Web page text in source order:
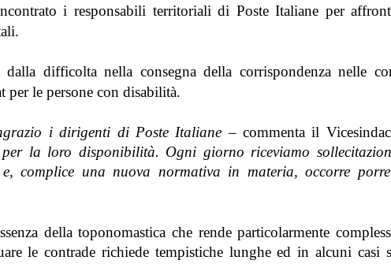
i responsabili territoriali di Poste Italiane per
difficolta nella consegna della corrispondenza nelle
per le persone con disabilità.
i dirigenti di Poste Italiane – commenta il
per la loro disponibilità. Ogni giorno riceviamo
complice una nuova normativa in materia, occorre
della toponomastica che rende particolarmente
le contrade richiede tempistiche lunghe ed in alcuni casi